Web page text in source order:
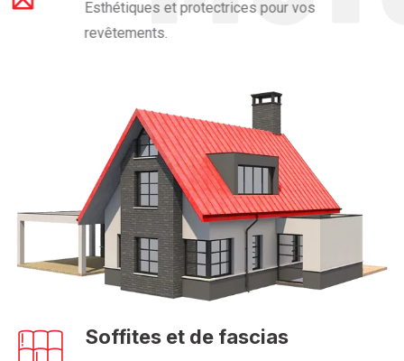
Esthétiques et protectrices pour vos
revêtements.
Soffites et de fascias